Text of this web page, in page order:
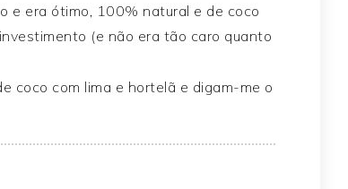
e era ótimo, 100% natural e de coco
(e não era tão caro quanto
coco com lima e hortelã e digam-me o